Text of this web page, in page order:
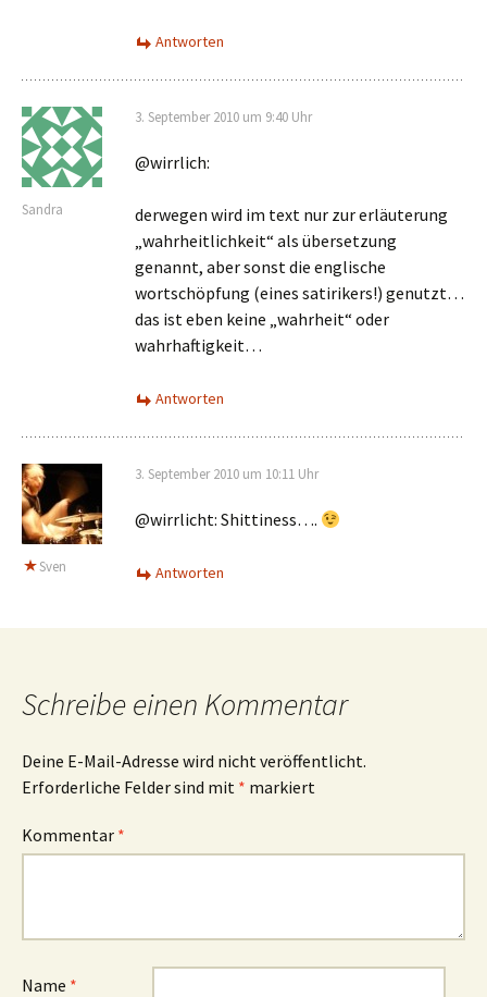
Antworten
Sandra
3. September 2010 um 9:40 Uhr
@wirrlich:
derwegen wird im text nur zur erläuterung
„wahrheitlichkeit“ als übersetzung
genannt, aber sonst die englische
wortschöpfung (eines satirikers!) genutzt…
das ist eben keine „wahrheit“ oder
wahrhaftigkeit…
Antworten
Sven
3. September 2010 um 10:11 Uhr
@wirrlicht: Shittiness….
Antworten
Schreibe einen Kommentar
Deine E-Mail-Adresse wird nicht veröffentlicht.
Erforderliche Felder sind mit * markiert
Kommentar *
Name *